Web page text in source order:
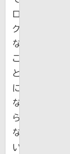
ロ
ク
な
こ
と
に
な
ら
な
い